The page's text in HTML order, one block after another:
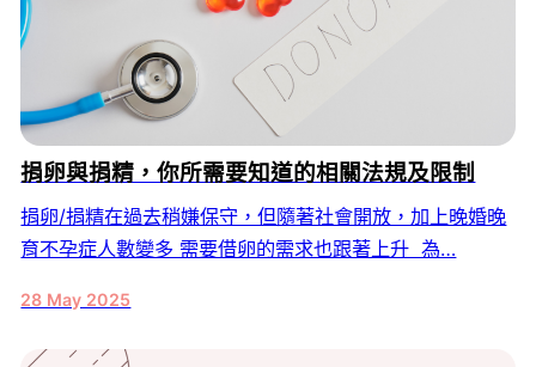
捐卵與捐精，你所需要知道的相關法規及限制
捐卵/捐精在過去稍嫌保守，但隨著社會開放，加上晚婚晚
育不孕症人數變多 需要借卵的需求也跟著上升 為…
28 May 2025